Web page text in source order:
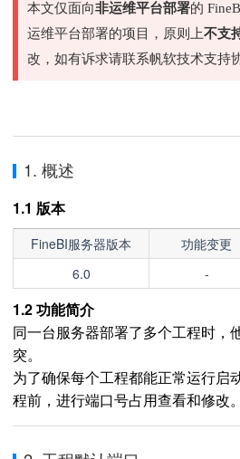
本文仅面向非运维平台部署的
运维平台部署的项目，原则上不支
改，如有诉求请联系帆软技术支持
1. 概述
1.1 版本
FineBI服务器版本
功能变更
6.0
-
1.2 功能简介
同一台服务器部署了多个工程时，
突。
为了确保每个工程都能正常运行启
程前，进行端口号占用查看和修改。